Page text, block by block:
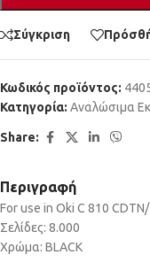
Σύγκριση
Κωδικός προϊόντος:
Κατηγορία: Αναλώσιμα
Share:
Περιγραφή
For use in Oki C 810
Σελίδες: 8.000
Χρώμα: BLACK